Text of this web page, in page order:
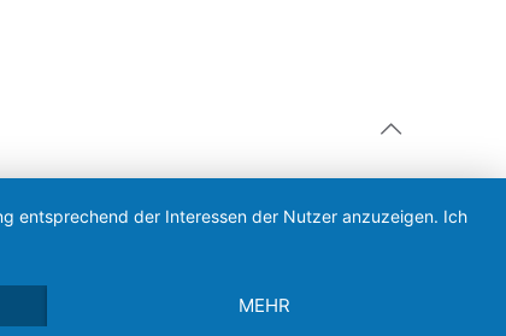
entsprechend der Interessen der Nutzer anzuzeigen. Ich
MEHR